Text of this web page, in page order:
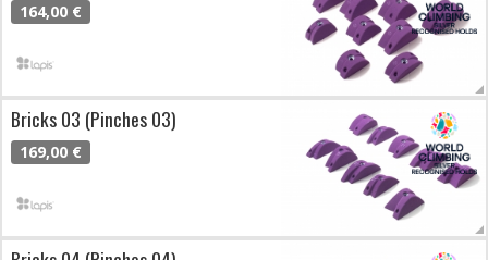
164,00 €
Bricks 03 (Pinches 03)
169,00 €